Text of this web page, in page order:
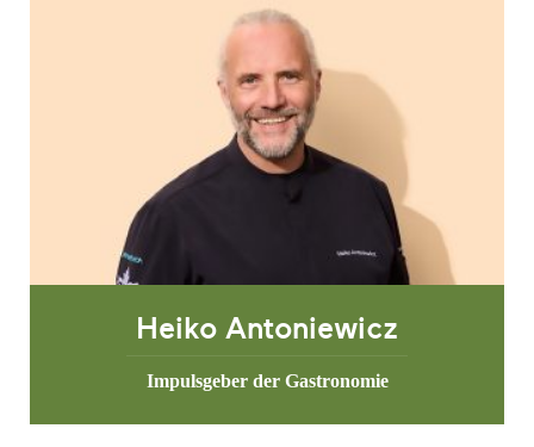
Heiko Antoniewicz
Impulsgeber der Gastronomie